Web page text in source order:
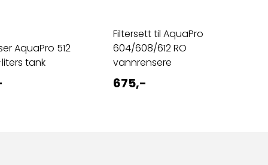
AquaPro 512
tank
Filtersett til AquaPro
604/608/612 RO
vannrensere
675,-